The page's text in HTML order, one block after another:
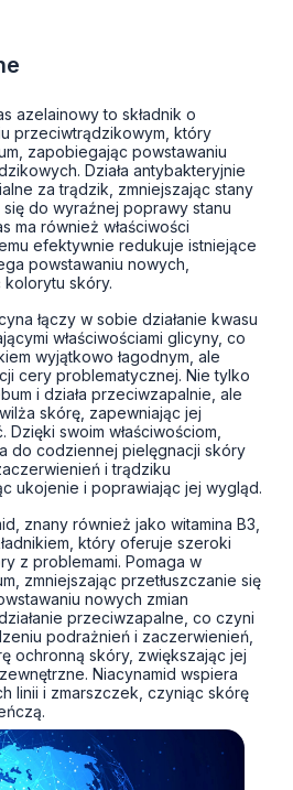
azelainowy to składnik o
przeciwtrądzikowym, który
zapobiegając powstawaniu
Działa antybakteryjnie
za trądzik, zmniejszając stany
do wyraźnej poprawy stanu
ma również właściwości
efektywnie redukuje istniejące
powstawaniu nowych,
skóry.
łączy w sobie działanie kwasu
właściwościami glicyny, co
wyjątkowo łagodnym, ale
cery problematycznej. Nie tylko
i działa przeciwzapalnie, ale
skórę, zapewniając jej
swoim właściwościom,
do codziennej pielęgnacji skóry
i trądziku
ukojenie i poprawiając jej wygląd.
znany również jako witamina B3,
który oferuje szeroki
z problemami. Pomaga w
zmniejszając przetłuszczanie się
nowych zmian
przeciwzapalne, co czyni
podrażnień i zaczerwienień,
ochronną skóry, zwiększając jej
Niacynamid wspiera
linii i zmarszczek, czyniąc skórę